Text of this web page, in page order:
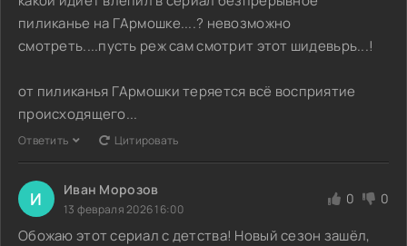
пиликанье на ГАрмошке....? невозможно
смотреть....пусть реж сам смотрит этот шидевьрь...!
от пиликанья ГАрмошки теряется всё восприятие
происходящего...
Ответить Цитировать
И Иван Морозов
13 февраля 2026 16:00
0 0
Обожаю этот сериал с детства! Новый сезон зашёл,